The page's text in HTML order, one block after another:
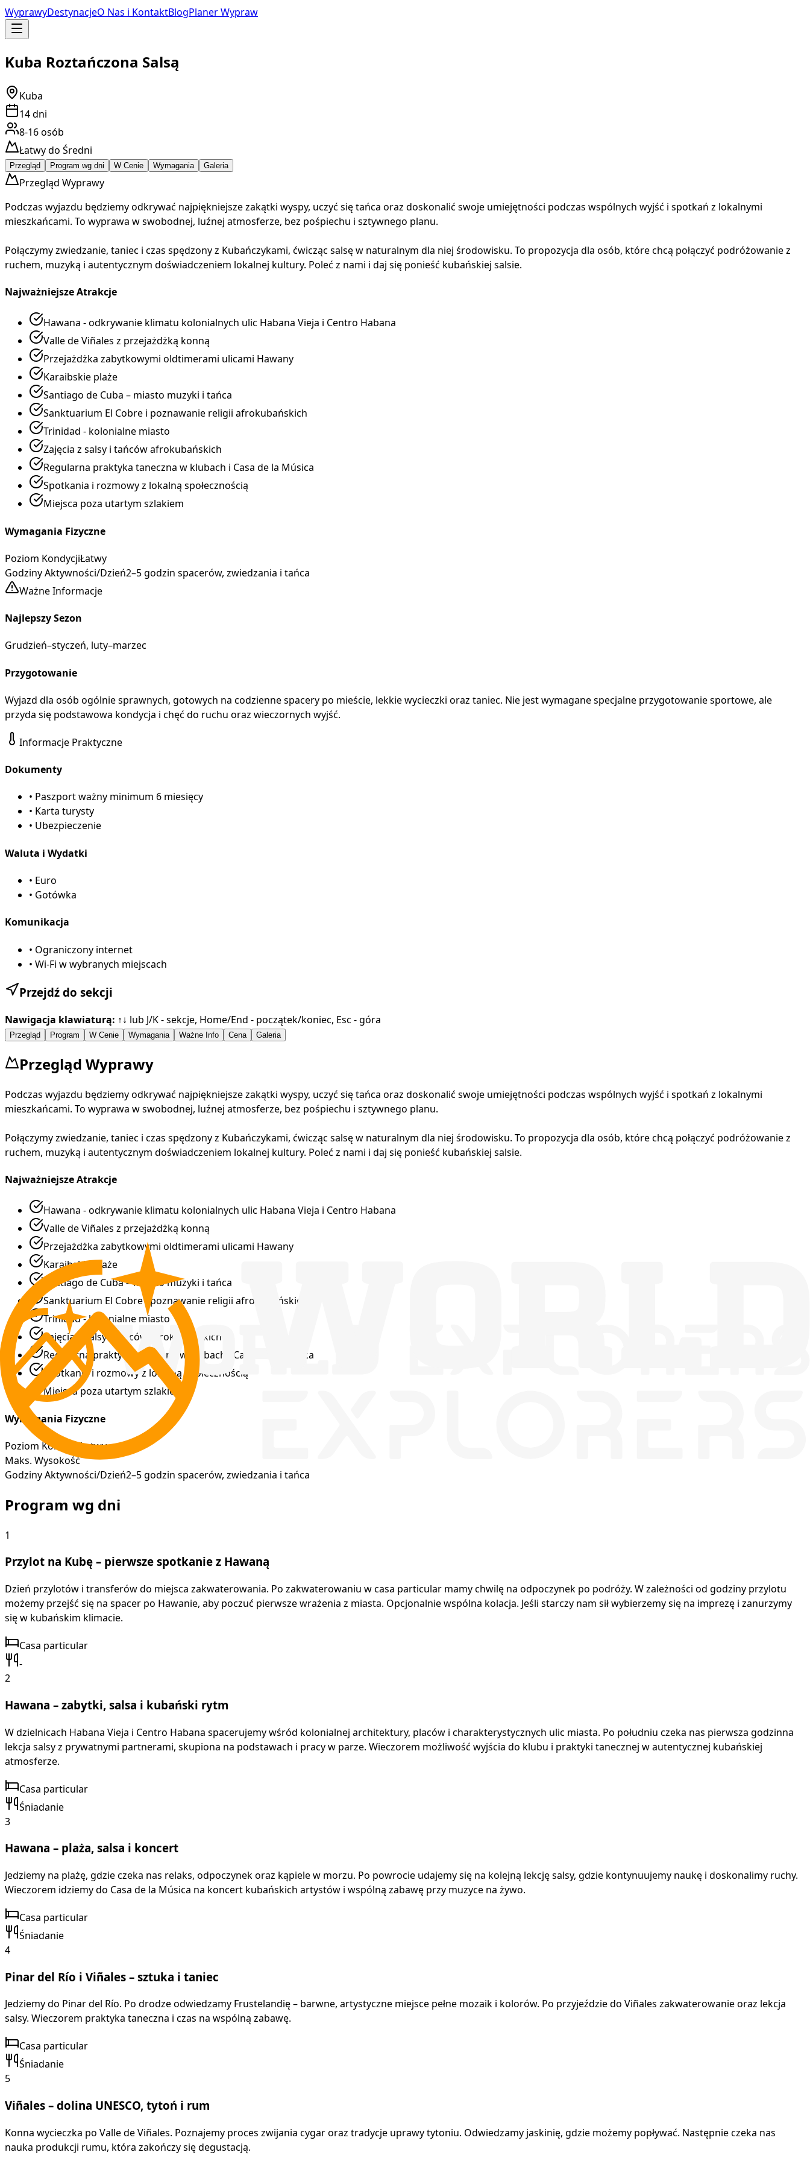
WyprawyDestynacjeO Nas i KontaktBlogPlaner Wypraw
Kuba Roztańczona Salsą
Kuba
14dni
8-16osób
Łatwy do Średni
Przegląd Program wg dni W Cenie Wymagania Galeria
Przegląd Wyprawy
Podczas wyjazdu będziemy odkrywać najpiękniejsze zakątki wyspy, uczyć się tańca oraz doskonalić swoje umiejętności podczas wspólnych wyjść i spotkań z lokalnymi
mieszkańcami. To wyprawa w swobodnej, luźnej atmosferze, bez pośpiechu i sztywnego planu.
Połączymy zwiedzanie, taniec i czas spędzony z Kubańczykami, ćwicząc salsę w naturalnym dla niej środowisku. To propozycja dla osób, które chcą połączyć podróżowanie z
ruchem, muzyką i autentycznym doświadczeniem lokalnej kultury. Poleć z nami i daj się ponieść kubańskiej salsie.
Najważniejsze Atrakcje
Hawana - odkrywanie klimatu kolonialnych ulic Habana Vieja i Centro Habana
Valle de Viñales z przejażdżką konną
Przejażdżka zabytkowymi oldtimerami ulicami Hawany
Karaibskie plaże
Santiago de Cuba – miasto muzyki i tańca
Sanktuarium El Cobre i poznawanie religii afrokubańskich
Trinidad - kolonialne miasto
Zajęcia z salsy i tańców afrokubańskich
Regularna praktyka taneczna w klubach i Casa de la Música
Spotkania i rozmowy z lokalną społecznością
Miejsca poza utartym szlakiem
Wymagania Fizyczne
Poziom KondycjiŁatwy
Godziny Aktywności/Dzień2–5 godzin spacerów, zwiedzania i tańca
Ważne Informacje
Najlepszy Sezon
Grudzień–styczeń, luty–marzec
Przygotowanie
Wyjazd dla osób ogólnie sprawnych, gotowych na codzienne spacery po mieście, lekkie wycieczki oraz taniec. Nie jest wymagane specjalne przygotowanie sportowe, ale
przyda się podstawowa kondycja i chęć do ruchu oraz wieczornych wyjść.
Informacje Praktyczne
Dokumenty
• Paszport ważny minimum 6 miesięcy
• Karta turysty
• Ubezpieczenie
Waluta i Wydatki
• Euro
• Gotówka
Komunikacja
• Ograniczony internet
• Wi-Fi w wybranych miejscach
Przejdź do sekcji
Nawigacja klawiaturą: ↑↓ lub J/K - sekcje, Home/End - początek/koniec, Esc - góra
Przegląd Program W Cenie Wymagania Ważne Info Cena Galeria
Przegląd Wyprawy
Podczas wyjazdu będziemy odkrywać najpiękniejsze zakątki wyspy, uczyć się tańca oraz doskonalić swoje umiejętności podczas wspólnych wyjść i spotkań z lokalnymi
mieszkańcami. To wyprawa w swobodnej, luźnej atmosferze, bez pośpiechu i sztywnego planu.
Połączymy zwiedzanie, taniec i czas spędzony z Kubańczykami, ćwicząc salsę w naturalnym dla niej środowisku. To propozycja dla osób, które chcą połączyć podróżowanie z
ruchem, muzyką i autentycznym doświadczeniem lokalnej kultury. Poleć z nami i daj się ponieść kubańskiej salsie.
Najważniejsze Atrakcje
Hawana - odkrywanie klimatu kolonialnych ulic Habana Vieja i Centro Habana
Valle de Viñales z przejażdżką konną
Przejażdżka zabytkowymi oldtimerami ulicami Hawany
Karaibskie plaże
Santiago de Cuba – miasto muzyki i tańca
Sanktuarium El Cobre i poznawanie religii afrokubańskich
Trinidad - kolonialne miasto
Zajęcia z salsy i tańców afrokubańskich
Regularna praktyka taneczna w klubach i Casa de la Música
Spotkania i rozmowy z lokalną społecznością
Miejsca poza utartym szlakiem
Wymagania Fizyczne
Poziom KondycjiŁatwy
Maks. Wysokość
Godziny Aktywności/Dzień2–5 godzin spacerów, zwiedzania i tańca
Program wg dni
1
Przylot na Kubę – pierwsze spotkanie z Hawaną
Dzień przylotów i transferów do miejsca zakwaterowania. Po zakwaterowaniu w casa particular mamy chwilę na odpoczynek po podróży. W zależności od godziny przylotu
możemy przejść się na spacer po Hawanie, aby poczuć pierwsze wrażenia z miasta. Opcjonalnie wspólna kolacja. Jeśli starczy nam sił wybierzemy się na imprezę i zanurzymy
się w kubańskim klimacie.
Casa particular
-
2
Hawana – zabytki, salsa i kubański rytm
W dzielnicach Habana Vieja i Centro Habana spacerujemy wśród kolonialnej architektury, placów i charakterystycznych ulic miasta. Po południu czeka nas pierwsza godzinna
lekcja salsy z prywatnymi partnerami, skupiona na podstawach i pracy w parze. Wieczorem możliwość wyjścia do klubu i praktyki tanecznej w autentycznej kubańskiej
atmosferze.
Casa particular
Śniadanie
3
Hawana – plaża, salsa i koncert
Jedziemy na plażę, gdzie czeka nas relaks, odpoczynek oraz kąpiele w morzu. Po powrocie udajemy się na kolejną lekcję salsy, gdzie kontynuujemy naukę i doskonalimy ruchy.
Wieczorem idziemy do Casa de la Música na koncert kubańskich artystów i wspólną zabawę przy muzyce na żywo.
Casa particular
Śniadanie
4
Pinar del Río i Viñales – sztuka i taniec
Jedziemy do Pinar del Río. Po drodze odwiedzamy Frustelandię – barwne, artystyczne miejsce pełne mozaik i kolorów. Po przyjeździe do Viñales zakwaterowanie oraz lekcja
salsy. Wieczorem praktyka taneczna i czas na wspólną zabawę.
Casa particular
Śniadanie
5
Viñales – dolina UNESCO, tytoń i rum
Konna wycieczka po Valle de Viñales. Poznajemy proces zwijania cygar oraz tradycje uprawy tytoniu. Odwiedzamy jaskinię, gdzie możemy popływać. Następnie czeka nas
nauka produkcji rumu, która zakończy się degustacją.